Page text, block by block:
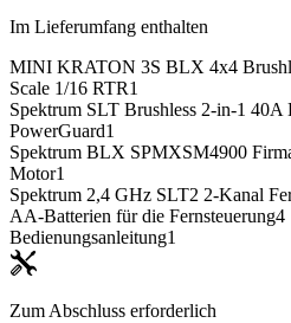
Im Lieferumfang enthalten
MINI KRATON 3S BLX 4x4
Scale 1/16 RTR1
Spektrum SLT Brushless 2-in-1
PowerGuard1
Spektrum BLX SPMXSM4900
Motor1
Spektrum 2,4 GHz SLT2 2-Kanal
AA-Batterien für die Fernsteuerung4
Bedienungsanleitung1
Zum Abschluss erforderlich